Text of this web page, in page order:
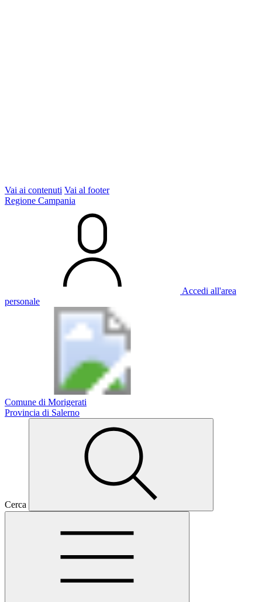
Vai ai contenuti Vai al footer
Regione Campania
Accedi all'area
personale
Comune di Morigerati
Provincia di Salerno
Cerca